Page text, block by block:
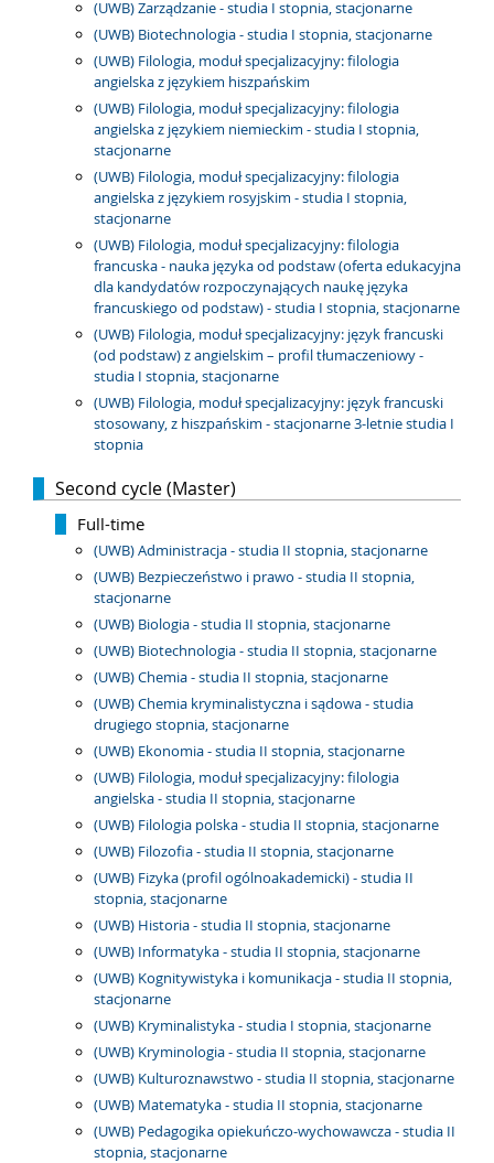
(UWB) Zarządzanie - studia I stopnia, stacjonarne
(UWB) Biotechnologia - studia I stopnia, stacjonarne
(UWB) Filologia, moduł specjalizacyjny: filologia
angielska z językiem hiszpańskim
(UWB) Filologia, moduł specjalizacyjny: filologia
angielska z językiem niemieckim - studia I stopnia,
stacjonarne
(UWB) Filologia, moduł specjalizacyjny: filologia
angielska z językiem rosyjskim - studia I stopnia,
stacjonarne
(UWB) Filologia, moduł specjalizacyjny: filologia
francuska - nauka języka od podstaw (oferta edukacyjna
dla kandydatów rozpoczynających naukę języka
francuskiego od podstaw) - studia I stopnia, stacjonarne
(UWB) Filologia, moduł specjalizacyjny: język francuski
(od podstaw) z angielskim – profil tłumaczeniowy -
studia I stopnia, stacjonarne
(UWB) Filologia, moduł specjalizacyjny: język francuski
stosowany, z hiszpańskim - stacjonarne 3-letnie studia I
stopnia
Second cycle (Master)
Full-time
(UWB) Administracja - studia II stopnia, stacjonarne
(UWB) Bezpieczeństwo i prawo - studia II stopnia,
stacjonarne
(UWB) Biologia - studia II stopnia, stacjonarne
(UWB) Biotechnologia - studia II stopnia, stacjonarne
(UWB) Chemia - studia II stopnia, stacjonarne
(UWB) Chemia kryminalistyczna i sądowa - studia
drugiego stopnia, stacjonarne
(UWB) Ekonomia - studia II stopnia, stacjonarne
(UWB) Filologia, moduł specjalizacyjny: filologia
angielska - studia II stopnia, stacjonarne
(UWB) Filologia polska - studia II stopnia, stacjonarne
(UWB) Filozofia - studia II stopnia, stacjonarne
(UWB) Fizyka (profil ogólnoakademicki) - studia II
stopnia, stacjonarne
(UWB) Historia - studia II stopnia, stacjonarne
(UWB) Informatyka - studia II stopnia, stacjonarne
(UWB) Kognitywistyka i komunikacja - studia II stopnia,
stacjonarne
(UWB) Kryminalistyka - studia I stopnia, stacjonarne
(UWB) Kryminologia - studia II stopnia, stacjonarne
(UWB) Kulturoznawstwo - studia II stopnia, stacjonarne
(UWB) Matematyka - studia II stopnia, stacjonarne
(UWB) Pedagogika opiekuńczo-wychowawcza - studia II
stopnia, stacjonarne